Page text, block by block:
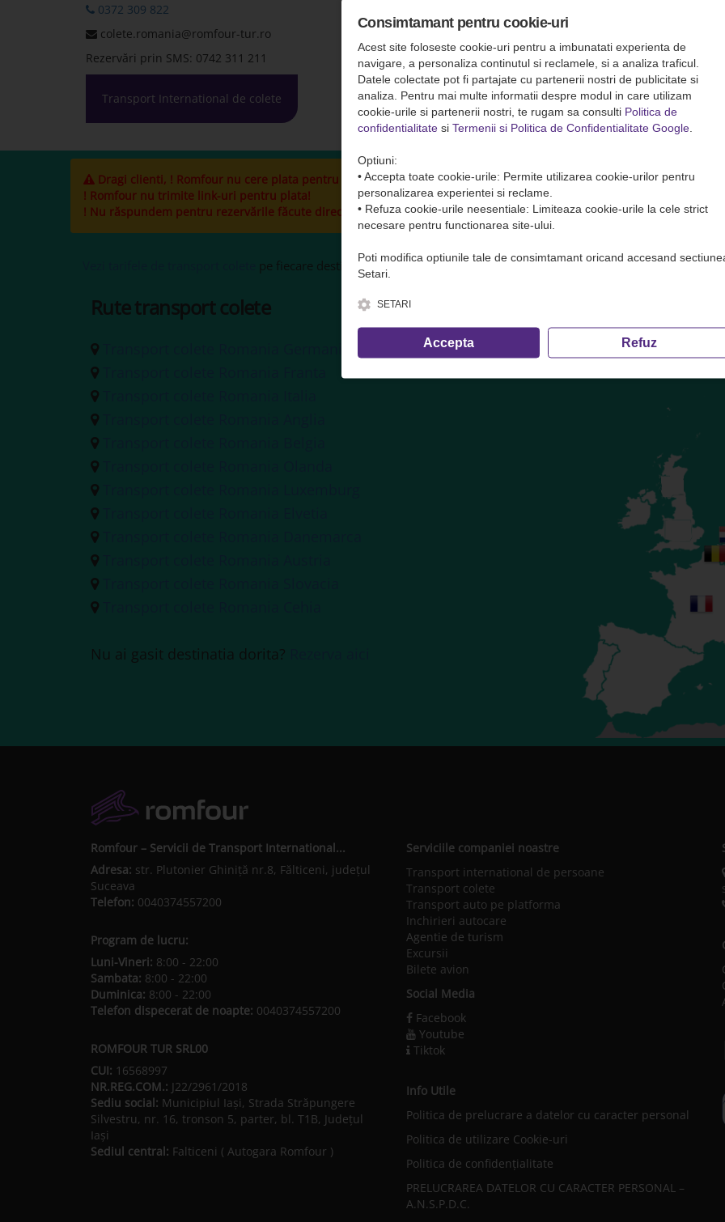
0372 309 822
colete.romania@romfour-tur.ro
Rezervări prin SMS: 0742 311 211
Transport International de colete
colete.europa@romfour-
Rezervări prin SMS: 0742 311
Dragi clienti, ! Romfour nu cere plata pentru colete( transport marfa) in avans. Plata se face DOAR pe site sau
! Romfour nu trimite link-uri pentru plata!
! Nu răspundem pentru rezervările făcute direct la șofer și cele care nu trec prin dispecerat!
pe fiecare destinație, inclusiv calculul volumetric ·condițiile de transport
Rute transport colete
Nu ai gasit destinatia dorita?
Romfour – Servicii de Transport International...
Adresa: str. Plutonier Ghiniţă nr.8, Fălticeni, judeţul
Suceava
Telefon: 0040374557200
Program de lucru:
Luni-Vineri: 8:00 - 22:00
Sambata: 8:00 - 22:00
Duminica: 8:00 - 22:00
Telefon dispecerat de noapte: 0040374557200
ROMFOUR TUR SRL00
CUI: 16568997
NR.REG.COM.: J22/2961/2018
Sediu social: Municipiul Iaşi, Strada Străpungere
Silvestru, nr. 16, tronson 5, parter, bl. T1B, Județul
Iaşi
Sediul central: Falticeni ( Autogara Romfour )
Serviciile companiei noastre
Transport international de persoane
Transport colete
Transport auto pe platforma
Inchirieri autocare
Agentie de turism
Excursii
Bilete avion
Social Media
Facebook
Youtube
Tiktok
Info Utile
Politica de prelucrare a datelor cu caracter personal
Politica de utilizare Cookie-uri
Politica de confidențialitate
PRELUCRAREA DATELOR CU CARACTER PERSONAL –
A.N.S.P.D.C.
Consimtamant pentru cookie-uri
Acest site foloseste cookie-uri pentru a imbunatati experienta de
navigare, a personaliza continutul si reclamele, si a analiza traficul.
Datele colectate pot fi partajate cu partenerii nostri de publicitate si
analiza. Pentru mai multe informatii despre modul in care utilizam
cookie-urile si partenerii nostri, te rugam sa consulti Politica de
confidentialitate si Termenii si Politica de Confidentialitate Google
Optiuni:
• Accepta toate cookie-urile: Permite utilizarea cookie-urilor pentru
personalizarea experientei si reclame.
• Refuza cookie-urile neesentiale: Limiteaza cookie-urile la cele strict
necesare pentru functionarea site-ului.
Poti modifica optiunile tale de consimtamant oricand accesand
Setari.
SETARI
Accepta Refuz